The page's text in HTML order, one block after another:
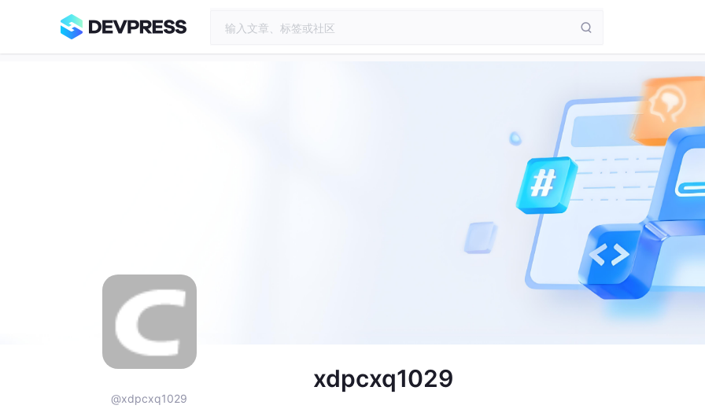
@xdpcxq1029
xdpcxq1029